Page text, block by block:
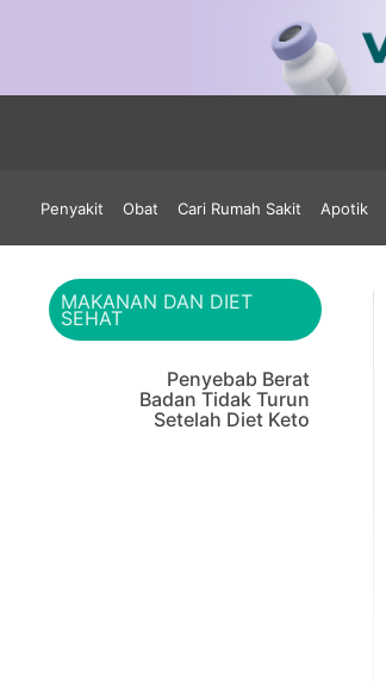
Penyakit Obat Cari Rumah Sakit Apotik
MAKANAN DAN DIET
SEHAT
Penyebab Berat
Badan Tidak Turun
Setelah Diet Keto